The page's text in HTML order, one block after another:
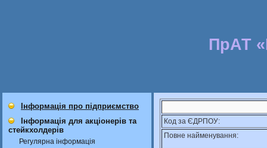
ПрАТ
Інформація про підприємство
Інформація для акціонерів та
стейкхолдерів
Регулярна інформація
Код за ЄДРПОУ:
Повне найменування: